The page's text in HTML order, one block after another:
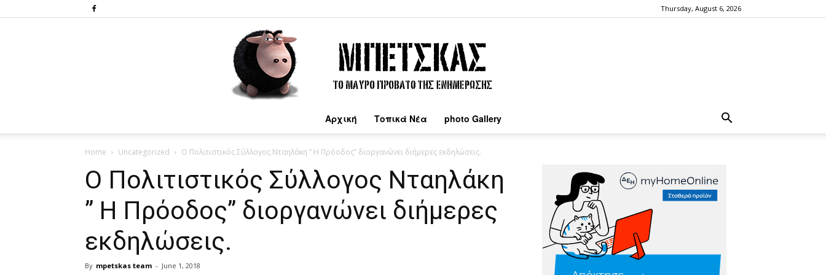
Thursday, August 6, 2026
Αρχική Τοπικά Νέα photo Gallery
Home Uncategorized Ο Πολιτιστικός Σύλλογος Νταηλάκη ” Η Πρόοδος” διοργανώνει διήμερες εκδηλώσεις.
Ο Πολιτιστικός Σύλλογος Νταηλάκη
” Η Πρόοδος” διοργανώνει διήμερες
εκδηλώσεις.
By mpetskas team - June 1, 2018